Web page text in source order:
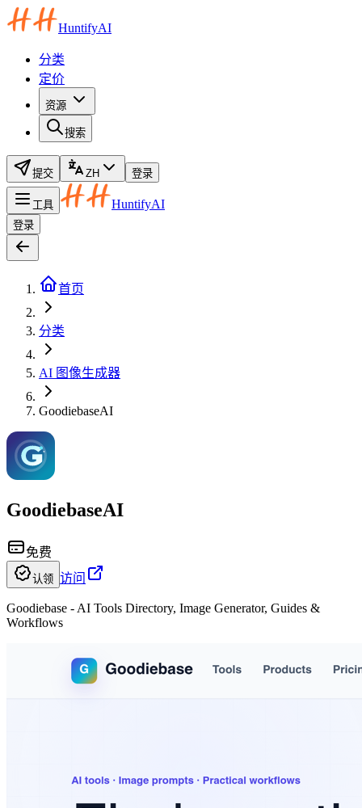
HuntifyAI
分类
定价
资源
搜索
提交 ZH 登录
工具 HuntifyAI
登录
首页
分类
AI 图像生成器
GoodiebaseAI
GoodiebaseAI
免费
认领 访问
Goodiebase - AI Tools Directory, Image Generator, Guides &
Workflows